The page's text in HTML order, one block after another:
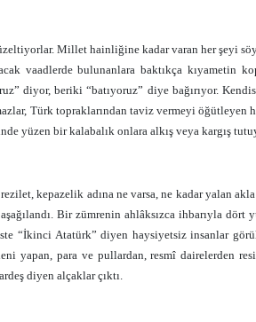
Millet hainliğine kadar varan her şeyi
vaadlerde bulunanlara baktıkça kıyametin
diyor, beriki “batıyoruz” diye bağırıyor.
Türk topraklarından taviz vermeyi öğütleyen
yüzen bir kalabalık onlara alkış veya kargış
kepazelik adına ne varsa, ne kadar yalan
Bir zümrenin ahlâksızca ihbarıyla dört
“İkinci Atatürk” diyen haysiyetsiz insanlar
yapan, para ve pullardan, resmî dairelerden
diyen alçaklar çıktı.